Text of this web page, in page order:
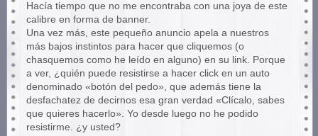
Hacía tiempo que no me encontraba con una joya de este
calibre en forma de banner.
Una vez más, este pequeño anuncio apela a nuestros
más bajos instintos para hacer que cliquemos (o
chasquemos como he leído en alguno) en su link. Porque
a ver, ¿quién puede resistirse a hacer click en un auto
denominado «botón del pedo», que además tiene la
desfachatez de decirnos esa gran verdad «Clícalo, sabes
que quieres hacerlo». Yo desde luego no he podido
resistirme. ¿y usted?